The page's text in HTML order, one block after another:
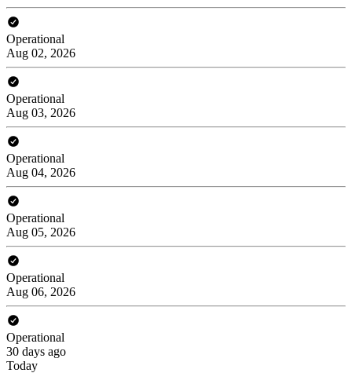
Operational
Aug 02, 2026
Operational
Aug 03, 2026
Operational
Aug 04, 2026
Operational
Aug 05, 2026
Operational
Aug 06, 2026
Operational
30 days ago
Today